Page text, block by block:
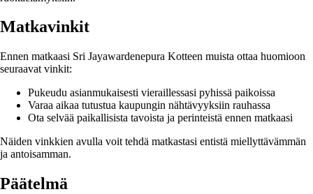
Matkavinkit
Ennen matkaasi Sri Jayawardenepura Kotteen muista ottaa huomioon
seuraavat vinkit:
Pukeudu asianmukaisesti vieraillessasi pyhissä paikoissa
Varaa aikaa tutustua kaupungin nähtävyyksiin rauhassa
Ota selvää paikallisista tavoista ja perinteistä ennen matkaasi
Näiden vinkkien avulla voit tehdä matkastasi entistä miellyttävämmän
ja antoisamman.
Päätelmä